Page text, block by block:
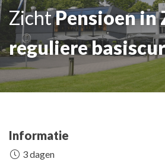
ZichtPensioen in
reguliere
Informatie
3 dagen